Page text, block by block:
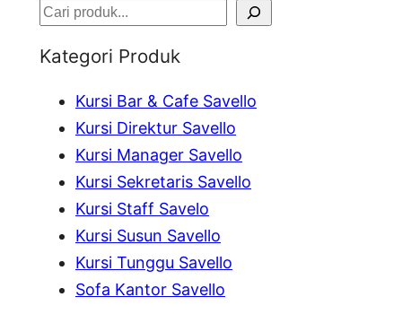
S
Kategori Produk
Kursi Bar & Cafe Savello
Kursi Direktur Savello
Kursi Manager Savello
Kursi Sekretaris Savello
Kursi Staff Savelo
Kursi Susun Savello
Kursi Tunggu Savello
Sofa Kantor Savello